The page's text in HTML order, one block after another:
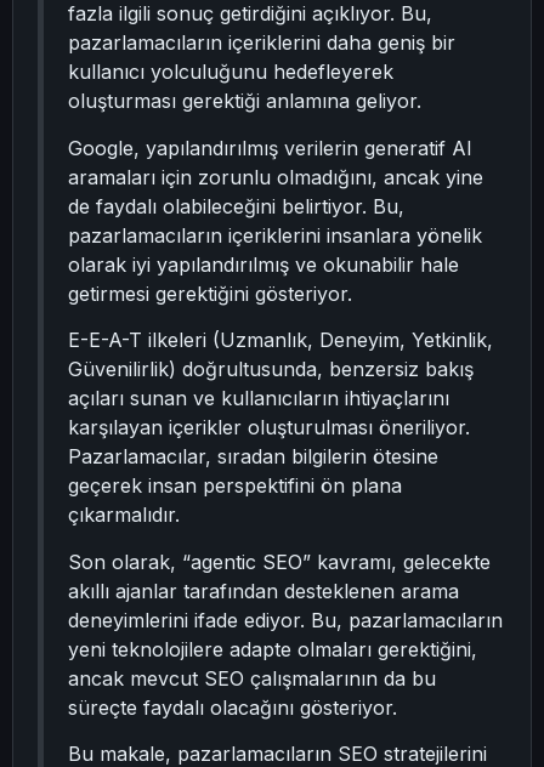
fazla ilgili sonuç getirdiğini açıklıyor. Bu,
pazarlamacıların içeriklerini daha geniş bir
kullanıcı yolculuğunu hedefleyerek
oluşturması gerektiği anlamına geliyor.
Google, yapılandırılmış verilerin generatif AI
aramaları için zorunlu olmadığını, ancak yine
de faydalı olabileceğini belirtiyor. Bu,
pazarlamacıların içeriklerini insanlara yönelik
olarak iyi yapılandırılmış ve okunabilir hale
getirmesi gerektiğini gösteriyor.
E-E-A-T ilkeleri (Uzmanlık, Deneyim, Yetkinlik,
Güvenilirlik) doğrultusunda, benzersiz bakış
açıları sunan ve kullanıcıların ihtiyaçlarını
karşılayan içerikler oluşturulması öneriliyor.
Pazarlamacılar, sıradan bilgilerin ötesine
geçerek insan perspektifini ön plana
çıkarmalıdır.
Son olarak, “agentic SEO” kavramı, gelecekte
akıllı ajanlar tarafından desteklenen arama
deneyimlerini ifade ediyor. Bu, pazarlamacıların
yeni teknolojilere adapte olmaları gerektiğini,
ancak mevcut SEO çalışmalarının da bu
süreçte faydalı olacağını gösteriyor.
Bu makale, pazarlamacıların SEO stratejilerini